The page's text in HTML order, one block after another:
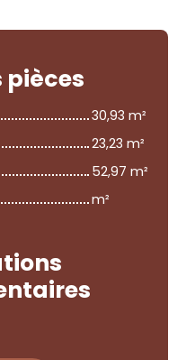
pièces
30,93 m²
23,23 m²
52,97 m²
m²